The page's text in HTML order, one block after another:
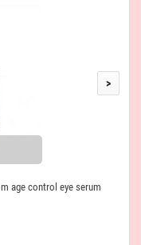
age control eye serum
>